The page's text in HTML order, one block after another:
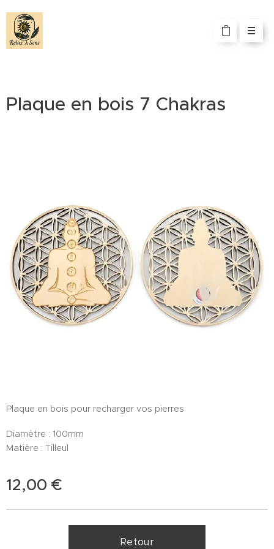
Plaque en bois 7 Chakras
Plaque en bois pour recharger vos pierres
Diamètre : 100mm
Matière : Tilleul
12,00 €
Retour